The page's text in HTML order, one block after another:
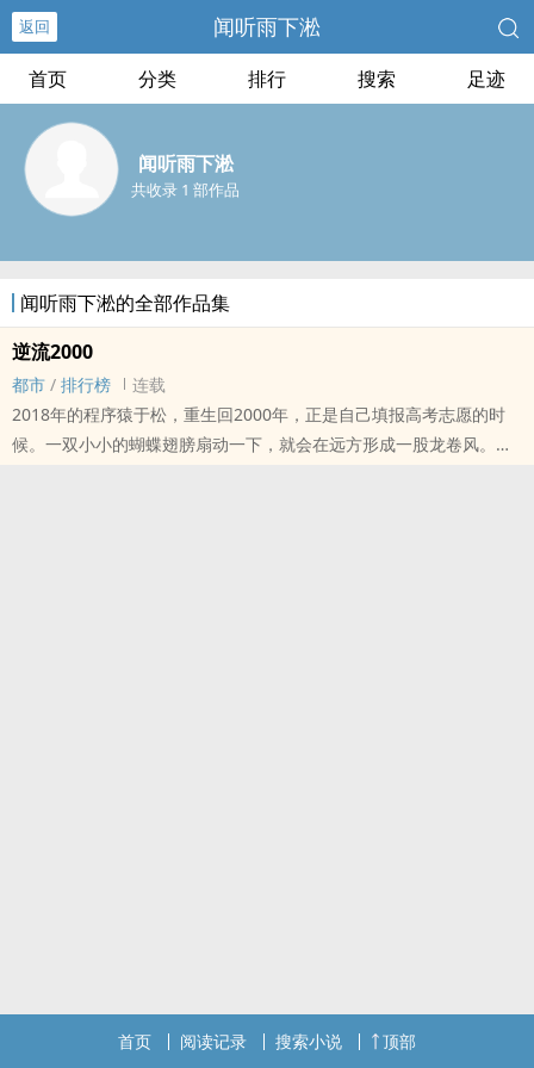
返回 闻听雨下淞
首页 分类 排行 搜索 足迹
闻听雨下淞
共收录 1 部作品
闻听雨下淞的全部作品集
逆流2000
都市 / 排行榜
连载
2018年的程序猿于松，重生回2000年，正是自己填报高考志愿的时
候。一双小小的蝴蝶翅膀扇动一下，就会在远方形成一股龙卷风。卖
首页 阅读记录 搜索小说 顶部